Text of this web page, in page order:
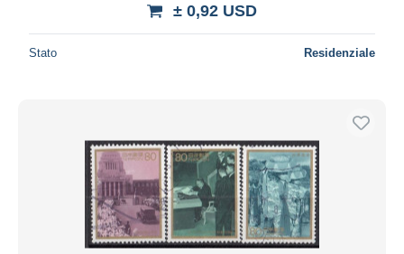
± 0,92 USD
Stato Residenziale